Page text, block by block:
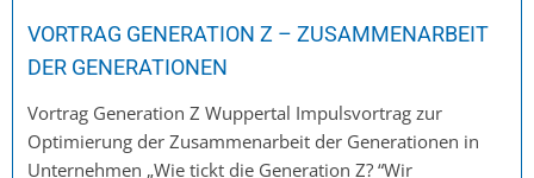
VORTRAG GENERATION Z – ZUSAMMENARBEIT
DER GENERATIONEN
Vortrag Generation Z Wuppertal Impulsvortrag zur
Optimierung der Zusammenarbeit der Generationen in
Unternehmen „Wie tickt die Generation Z? “Wir